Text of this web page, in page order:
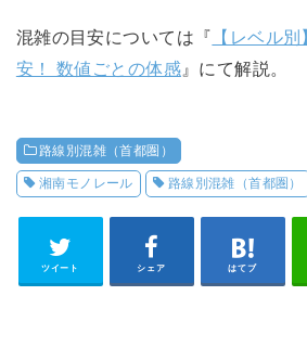
混雑の目安については『 【レベル
安！ 数値ごとの体感』にて解説。
路線別混雑（首都圏）
湘南モノレール 路線別混雑（首都圏）
ツイート シェア はてブ